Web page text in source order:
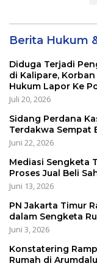
Berita Hukum
Diduga Terjadi
di Kalipare,
Hukum Lapor Ke
Juli 20, 2026
Sidang Perdana
Terdakwa Sempat
Juni 22, 2026
Mediasi Sengketa
Proses Jual Beli
Juni 13, 2026
PN Jakarta Timur
dalam Sengketa
Juni 3, 2026
Konstatering
Rumah di Arumdalu